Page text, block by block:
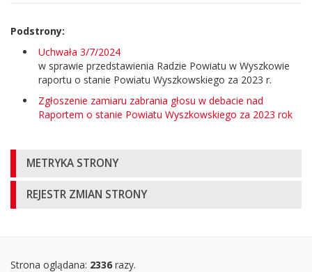
Podstrony:
Uchwała 3/7/2024
w sprawie przedstawienia Radzie Powiatu w Wyszkowie
raportu o stanie Powiatu Wyszkowskiego za 2023 r.
Zgłoszenie zamiaru zabrania głosu w debacie nad
Raportem o stanie Powiatu Wyszkowskiego za 2023 rok
Informacje
o
stronie
METRYKA STRONY
REJESTR ZMIAN STRONY
Strona oglądana: 2336 razy.